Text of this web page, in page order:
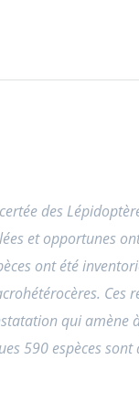
des
et opportunes
ont été
qui
590 espèces sont